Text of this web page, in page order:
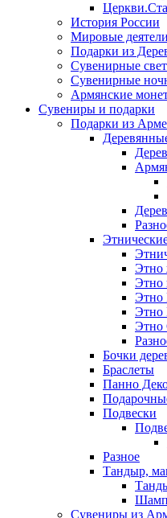
История России
Мировые деятели
Подарки из
Сувенирные
Сувенирные
Армянские
Сувениры и подарки
Подарки из
Этно
Этно
Этно
Этно
Этно
Бочки
Браслеты
Панно
Подвески
Разное
Тандыр,
Сувениры из